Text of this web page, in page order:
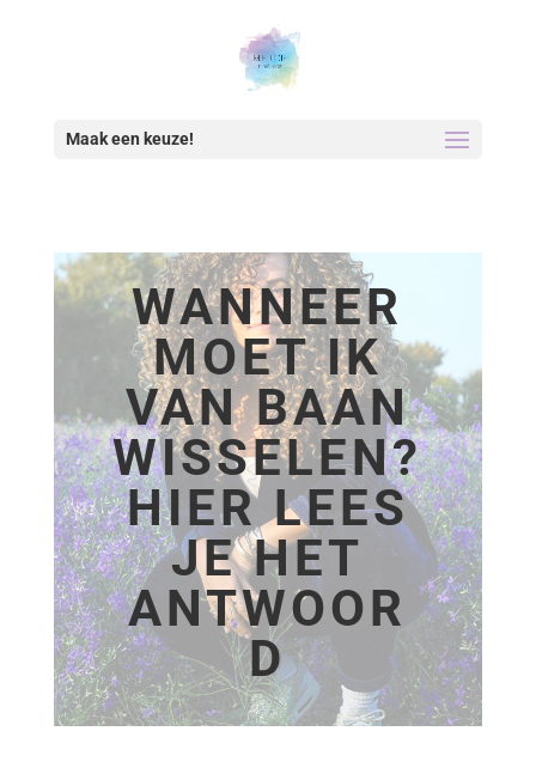
Maak een keuze!
WANNEER
MOET IK
VAN BAAN
WISSELEN?
HIER LEES
JE HET
ANTWOOR
D